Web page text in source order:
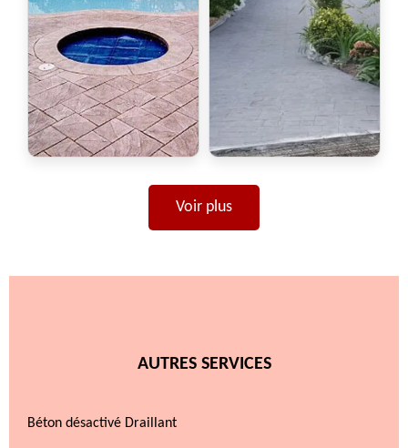
Voir plus
AUTRES SERVICES
Béton désactivé Draillant